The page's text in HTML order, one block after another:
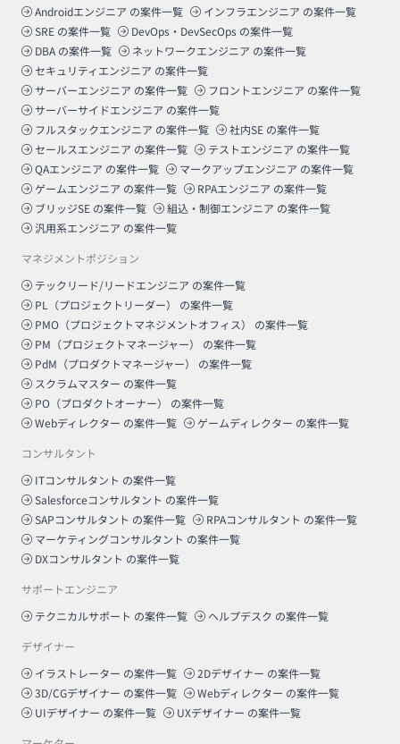
Androidエンジニア の案件一覧 インフラエンジニア の案件一覧
SRE の案件一覧 DevOps・DevSecOps の案件一覧
DBA の案件一覧 ネットワークエンジニア の案件一覧
セキュリティエンジニア の案件一覧
サーバーエンジニア の案件一覧 フロントエンジニア の案件一覧
サーバーサイドエンジニア の案件一覧
フルスタックエンジニア の案件一覧 社内SE の案件一覧
セールスエンジニア の案件一覧 テストエンジニア の案件一覧
QAエンジニア の案件一覧 マークアップエンジニア の案件一覧
ゲームエンジニア の案件一覧 RPAエンジニア の案件一覧
ブリッジSE の案件一覧 組込・制御エンジニア の案件一覧
汎用系エンジニア の案件一覧
マネジメントポジション
テックリード/リードエンジニア の案件一覧
PL（プロジェクトリーダー）
の案件一覧
PMO（プロジェクトマネジメントオフィス）
の案件一覧
PM（プロジェクトマネージャー）
の案件一覧
PdM（プロダクトマネージャー）
の案件一覧
スクラムマスター の案件一覧
PO（プロダクトオーナー）
の案件一覧
Webディレクター の案件一覧 ゲームディレクター の案件一覧
コンサルタント
ITコンサルタント の案件一覧
Salesforceコンサルタント の案件一覧
SAPコンサルタント の案件一覧 RPAコンサルタント の案件一覧
マーケティングコンサルタント の案件一覧
DXコンサルタント の案件一覧
サポートエンジニア
テクニカルサポート の案件一覧 ヘルプデスク の案件一覧
デザイナー
イラストレーター の案件一覧 2Dデザイナー の案件一覧
3D/CGデザイナー の案件一覧 Webディレクター の案件一覧
UIデザイナー の案件一覧 UXデザイナー の案件一覧